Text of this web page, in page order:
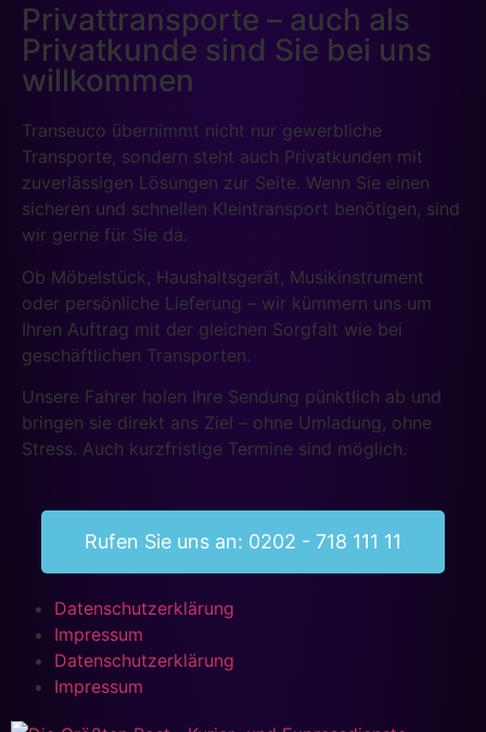
Privattransporte – auch als
Privatkunde sind Sie bei uns
willkommen
Transeuco übernimmt nicht nur gewerbliche
Transporte, sondern steht auch Privatkunden mit
zuverlässigen Lösungen zur Seite. Wenn Sie einen
sicheren und schnellen Kleintransport benötigen, sind
wir gerne für Sie da.
Ob Möbelstück, Haushaltsgerät, Musikinstrument
oder persönliche Lieferung – wir kümmern uns um
Ihren Auftrag mit der gleichen Sorgfalt wie bei
geschäftlichen Transporten.
Unsere Fahrer holen Ihre Sendung pünktlich ab und
bringen sie direkt ans Ziel – ohne Umladung, ohne
Stress. Auch kurzfristige Termine sind möglich.
Rufen Sie uns an: 0202 - 718 111 11
Datenschutzerklärung
Impressum
Datenschutzerklärung
Impressum